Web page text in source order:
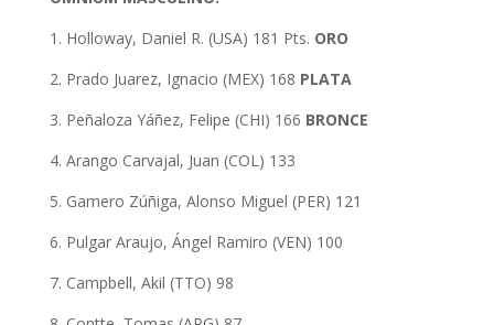
1. Holloway, Daniel R. (USA) 181 Pts. ORO
2. Prado Juarez, Ignacio (MEX) 168 PLATA
3. Peñaloza Yáñez, Felipe (CHI) 166 BRONCE
4. Arango Carvajal, Juan (COL) 133
5. Gamero Zúñiga, Alonso Miguel (PER) 121
6. Pulgar Araujo, Ángel Ramiro (VEN) 100
7. Campbell, Akil (TTO) 98